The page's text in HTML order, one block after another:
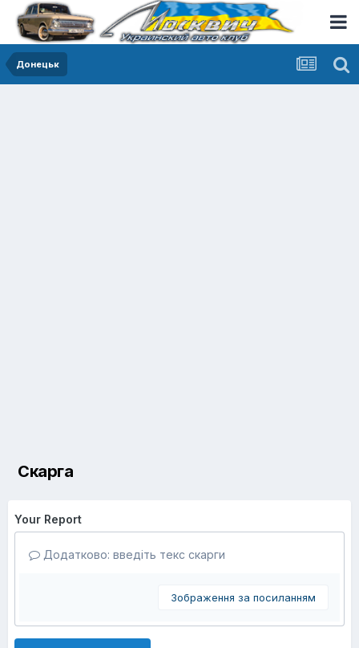
Донецьк
Скарга
Your Report
Додатково: введіть текс скарги
Зображення за посиланням